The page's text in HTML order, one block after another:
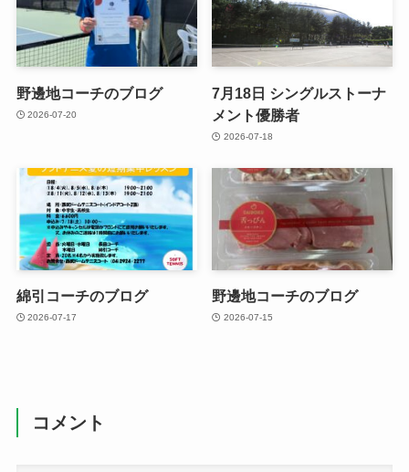
野邊地コーチのブログ
2026-07-20
7月18日 シングルストーナ
メント優勝者
2026-07-18
綿引コーチのブログ
2026-07-17
野邊地コーチのブログ
2026-07-15
コメント